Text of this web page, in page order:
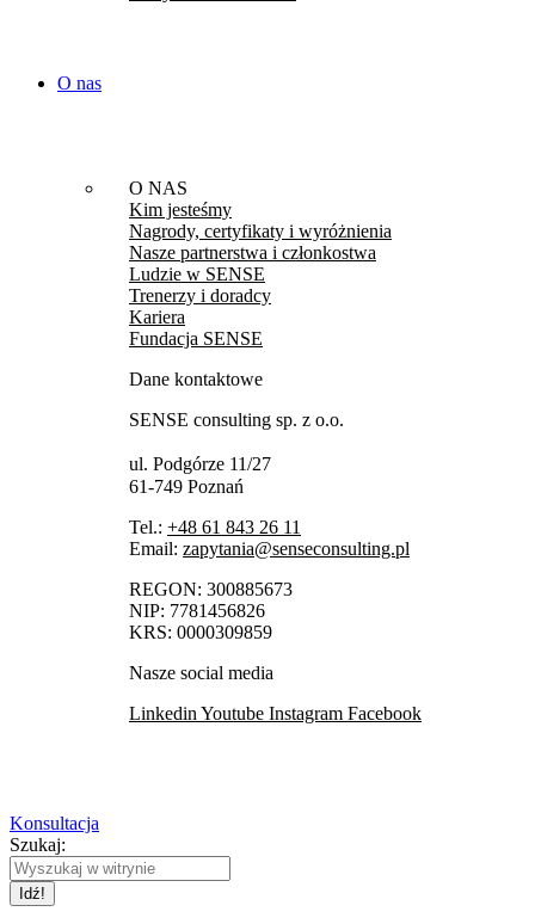
O nas
O NAS
Kim jesteśmy
Nagrody, certyfikaty i wyróżnienia
Nasze partnerstwa i członkostwa
Ludzie w SENSE
Trenerzy i doradcy
Kariera
Fundacja SENSE
Dane kontaktowe
SENSE consulting sp. z o.o.
ul. Podgórze 11/27
61-749 Poznań
Tel.: +48 61 843 26 11
Email: zapytania@senseconsulting.pl
REGON: 300885673
NIP: 7781456826
KRS: 0000309859
Nasze social media
Linkedin Youtube Instagram Facebook
Konsultacja
Szukaj: